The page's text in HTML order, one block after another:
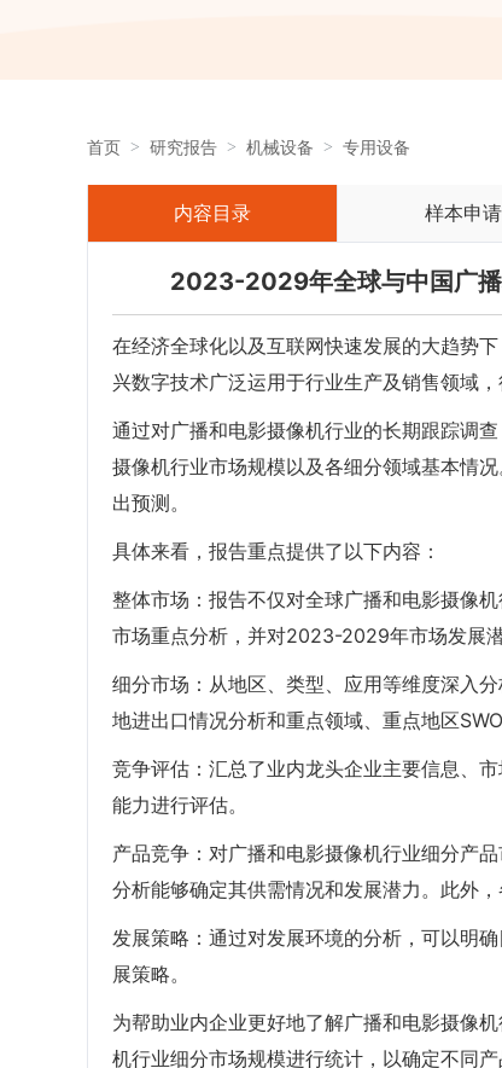
首页 研究报告 机械设备 专用设备
内容目录 样本申请
2023-2029年全球与中国广播
在经济全球化以及互联网快速发展的大趋势
兴数字技术广泛运用于行业生产及销售领域，
通过对广播和电影摄像机行业的长期跟踪调
摄像机行业市场规模以及各细分领域基本情
出预测。
具体来看，报告重点提供了以下内容：
整体市场：报告不仅对全球广播和电影摄像
市场重点分析，并对2023-2029年市场发展潜
细分市场：从地区、类型、应用等维度深入
地进出口情况分析和重点领域、重点地区
竞争评估：汇总了业内龙头企业主要信息、
能力进行评估。
产品竞争：对广播和电影摄像机行业细分产
分析能够确定其供需情况和发展潜力。此外
发展策略：通过对发展环境的分析，可以明
展策略。
为帮助业内企业更好地了解广播和电影摄像
机行业细分市场规模进行统计，以确定不同